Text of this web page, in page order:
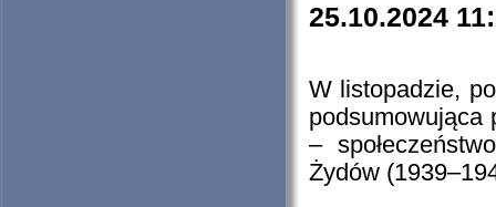
25.10.2024
W listopadzie,
podsumowująca
–
Żydów